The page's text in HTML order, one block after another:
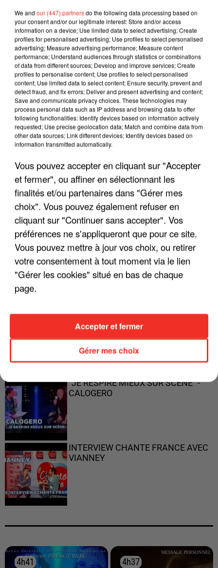
LES INTERVIEWS CHANTE
FRANCE
"JE SUIS À DISPOSITION DES
ENFOIRÉS"
"ON A TOUS LE TRAC"
PARFAITS"
"JE RESPIRE MIEUX SUR SCÈNE" -
CALOGERO
INTERVIEW CHANTE FRANCE AVEC
VIANNEY
4h41
4h41 4h37
4h37
We and our (447) partnersdo the following data processing based on
your consent and/or our legitimate interest: Store and/or access
information on a device; Use limited data to select advertising; Create
profiles for personalised advertising; Use profiles to select personalised
advertising; Measure advertising performance; Measure content
performance; Understand audiences through statistics or combinations
of data from different sources; Develop and improve services; Create
profiles to personalise content; Use profiles to select personalised
content; Use limited data to select content; Ensure security, prevent and
detect fraud, and fix errors; Deliver and present advertising and content;
Save and communicate privacy choices. These technologies may
process personal data such as IP address and browsing data to offer
following functionalities: Identify devices based on information actively
requested; Use precise geolocation data; Match and combine data from
other data sources; Link different devices; Identify devices based on
information transmitted automatically.
Vous pouvez accepter en cliquant sur "Accepter
et fermer", ou affiner en sélectionnant les
finalités et/ou partenaires dans "Gérer mes
choix". Vous pouvez également refuser en
cliquant sur "Continuer sans accepter". Vos
préférences ne s'appliqueront que pour ce site.
Vous pouvez mettre à jour vos choix, ou retirer
votre consentement à tout moment via le lien
"Gérer les cookies" situé en bas de chaque
page.
Gérer mes choix
Accepter et fermer